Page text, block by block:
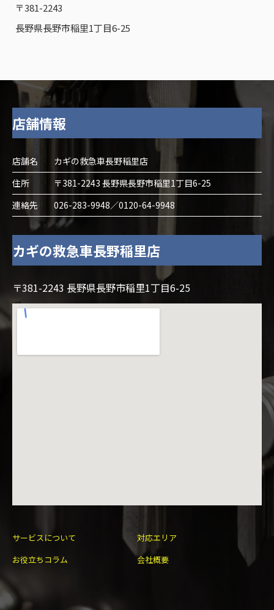
〒381-2243
長野県長野市稲里1丁目6-25
店舗情報
店舗名
カギの救急車長野稲里店
住所
〒381-2243 長野県長野市稲里1丁目6-25
連絡先
026-283-9948／0120-64-9948
カギの救急車長野稲里店
〒381-2243 長野県長野市稲里1丁目6-25
サービスについて
対応エリア
お役立ちコラム
会社概要